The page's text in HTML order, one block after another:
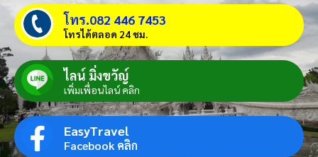
โทร.082 446 7453
โทรได้ตลอด 24 ชม.
ไลน์ มิ่งขวัญ์
เพิ่มเพื่อนไลน์ คลิก
EasyTravel
Facebook คลิก